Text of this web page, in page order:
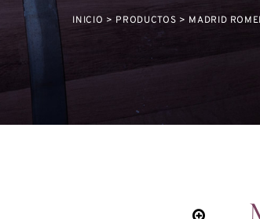
INICIO > PRODUCTOS > MADRID